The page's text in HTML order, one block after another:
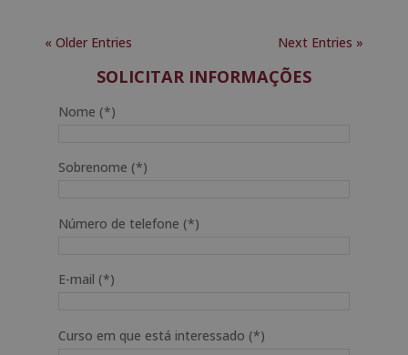
« Older Entries Next Entries »
SOLICITAR INFORMAÇÕES
Nome (*)
Sobrenome (*)
Número de telefone (*)
E-mail (*)
Curso em que está interessado (*)